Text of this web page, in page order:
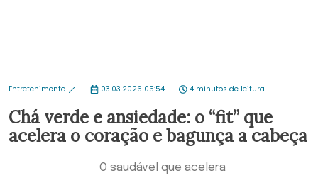
Entretenimento 03.03.2026 05:54 4 minutos de leitura
Chá verde e ansiedade: o “fit” que
acelera o coração e bagunça a cabeça
O saudável que acelera